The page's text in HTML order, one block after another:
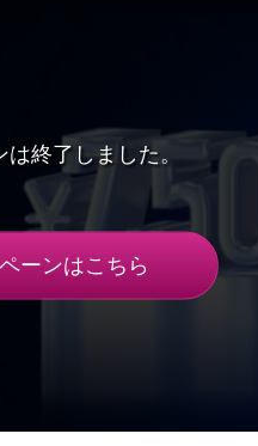
ーンはこちら